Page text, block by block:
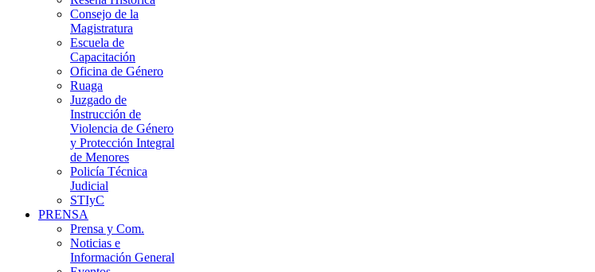
Consejo de la
Magistratura
Escuela de
Capacitación
Oficina de Género
Ruaga
Juzgado de
Instrucción de
Violencia de Género
y Protección Integral
de Menores
Policía Técnica
Judicial
STIyC
PRENSA
Prensa y Com.
Noticias e
Información General